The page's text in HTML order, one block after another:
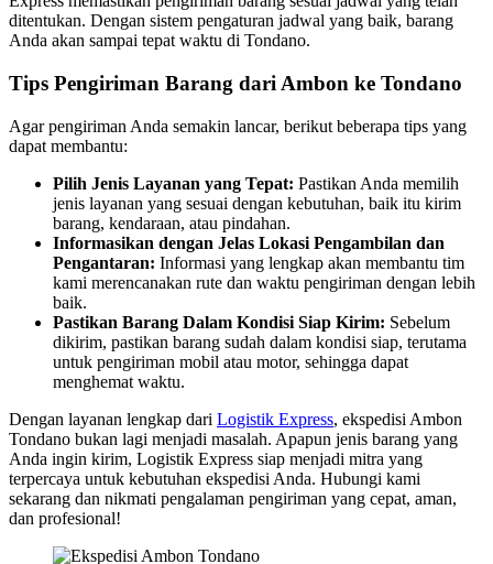
ditentukan. Dengan sistem pengaturan jadwal yang baik, barang
Anda akan sampai tepat waktu di Tondano.
Tips Pengiriman Barang dari Ambon ke Tondano
Agar pengiriman Anda semakin lancar, berikut beberapa tips yang
dapat membantu:
Pilih Jenis Layanan yang Tepat: Pastikan Anda memilih
jenis layanan yang sesuai dengan kebutuhan, baik itu kirim
barang, kendaraan, atau pindahan.
Informasikan dengan Jelas Lokasi Pengambilan dan
Pengantaran: Informasi yang lengkap akan membantu tim
kami merencanakan rute dan waktu pengiriman dengan lebih
baik.
Pastikan Barang Dalam Kondisi Siap Kirim: Sebelum
dikirim, pastikan barang sudah dalam kondisi siap, terutama
untuk pengiriman mobil atau motor, sehingga dapat
menghemat waktu.
Dengan layanan lengkap dari Logistik Express, ekspedisi Ambon
Tondano bukan lagi menjadi masalah. Apapun jenis barang yang
Anda ingin kirim, Logistik Express siap menjadi mitra yang
terpercaya untuk kebutuhan ekspedisi Anda. Hubungi kami
sekarang dan nikmati pengalaman pengiriman yang cepat, aman,
dan profesional!